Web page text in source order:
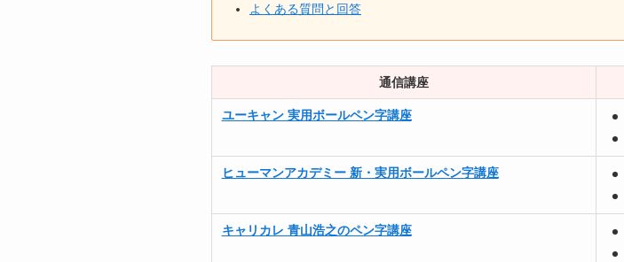
よくある質問と回答
通信講座
ユーキャン 実用ボールペン字講座
ヒューマンアカデミー 新・実用ボールペン字講座
キャリカレ 青山浩之のペン字講座